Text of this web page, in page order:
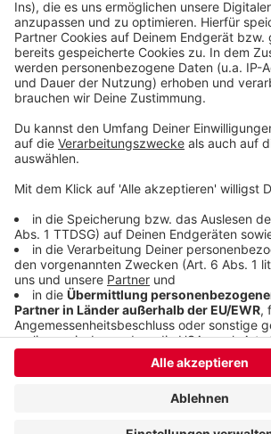
bitte nicht erschrecken, wenn dabei
klingelt. Es muss ja nicht unbedingt
sein.
Anzeige
Anzeige
Anzeige